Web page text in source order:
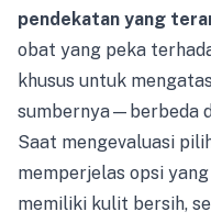
pendekatan yang
obat yang peka
khusus untuk
sumbernya—berbeda
Saat mengevaluasi
memperjelas opsi
memiliki kulit bersih,